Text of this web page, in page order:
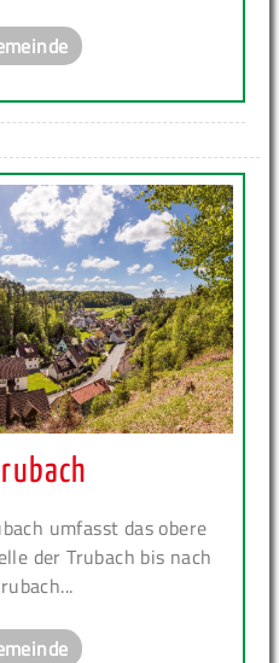
umfasst das obere
der Trubach bis nach